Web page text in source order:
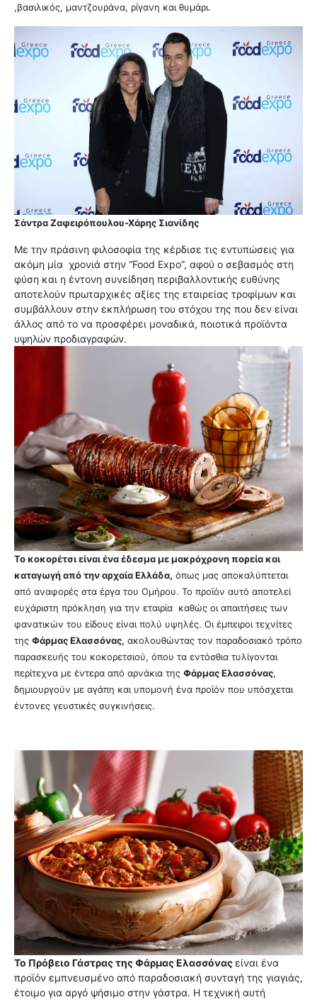
,βασιλικός, μαντζουράνα, ρίγανη και θυμάρι.
Σάντρα Ζαφειρόπουλου-Χάρης Σιανίδης
Με την πράσινη φιλοσοφία της κέρδισε τις εντυπώσεις για
ακόμη μία χρονιά στην “Food Expo”, αφού ο σεβασμός στη
φύση και η έντονη συνείδηση περιβαλλοντικής ευθύνης
αποτελούν πρωταρχικές αξίες της εταιρείας τροφίμων και
συμβάλλουν στην εκπλήρωση του στόχου της που δεν είναι
άλλος από το να προσφέρει μοναδικά, ποιοτικά προϊόντα
υψηλών προδιαγραφών.
Το κοκορέτσι είναι ένα έδεσμα με μακρόχρονη πορεία και
καταγωγή από την αρχαία Ελλάδα, όπως μας αποκαλύπτεται
από αναφορές στα έργα του Ομήρου. Το προϊόν αυτό αποτελεί
ευχάριστη πρόκληση για την εταιρία καθώς οι απαιτήσεις των
φανατικών του είδους είναι πολύ υψηλές. Οι έμπειροι τεχνίτες
της Φάρμας Ελασσόνας, ακολουθώντας τον παραδοσιακό τρόπο
παρασκευής του κοκορετσιού, όπου τα εντόσθια τυλίγονται
περίτεχνα με έντερα από αρνάκια της Φάρμας Ελασσόνας,
δημιουργούν με αγάπη και υπομονή ένα προϊόν που υπόσχεται
έντονες γευστικές συγκινήσεις.
Το Πρόβειο Γάστρας της Φάρμας Ελασσόναςείναι ένα
προϊόν εμπνευσμένο από παραδοσιακή συνταγή της γιαγιάς,
έτοιμο για αργό ψήσιμο στην γάστρα. Η τεχνική αυτή